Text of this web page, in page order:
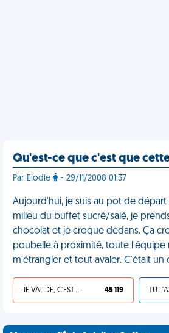
Qu'est-ce que c'est que
Par Elodie - 29/11/2008 01:37
Aujourd'hui, je suis au pot de
milieu du buffet sucré/salé, je
chocolat et je croque dedans. Ça
poubelle à proximité, toute l'équipe
m'étrangler et tout avaler. C'était un
JE VALIDE, C'EST UNE VDM 45 119